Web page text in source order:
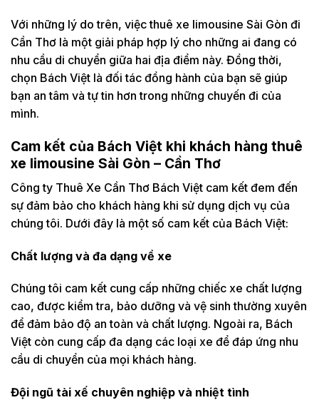
Với những lý do trên, việc thuê xe limousine Sài Gòn đi
Cần Thơ là một giải pháp hợp lý cho những ai đang có
nhu cầu di chuyển giữa hai địa điểm này. Đồng thời,
chọn Bách Việt là đối tác đồng hành của bạn sẽ giúp
bạn an tâm và tự tin hơn trong những chuyến đi của
mình.
Cam kết của Bách Việt khi khách hàng thuê
xe limousine Sài Gòn – Cần Thơ
Công ty Thuê Xe Cần Thơ Bách Việt cam kết đem đến
sự đảm bảo cho khách hàng khi sử dụng dịch vụ của
chúng tôi. Dưới đây là một số cam kết của Bách Việt:
Chất lượng và đa dạng về xe
Chúng tôi cam kết cung cấp những chiếc xe chất lượng
cao, được kiểm tra, bảo dưỡng và vệ sinh thường xuyên
để đảm bảo độ an toàn và chất lượng. Ngoài ra, Bách
Việt còn cung cấp đa dạng các loại xe để đáp ứng nhu
cầu di chuyển của mọi khách hàng.
Đội ngũ tài xế chuyên nghiệp và nhiệt tình